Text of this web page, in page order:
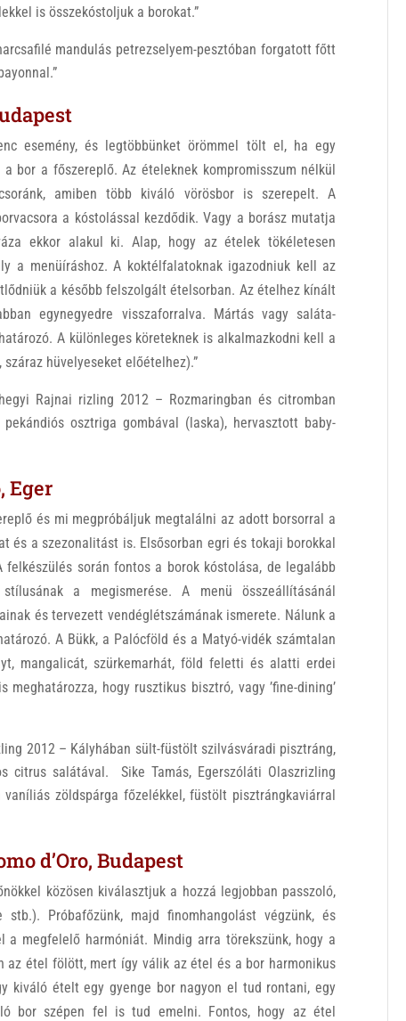
is összekóstoljuk a borokat.”
mandulás petrezselyem-pesztóban forgatott főtt
esemény, és legtöbbünket örömmel tölt el, ha egy
bor a főszereplő. Az ételeknek kompromisszum nélkül
amiben több kiváló vörösbor is szerepelt. A
a kóstolással kezdődik. Vagy a borász mutatja
ekkor alakul ki. Alap, hogy az ételek tökéletesen
a menüíráshoz. A koktélfalatoknak igazodniuk kell az
a később felszolgált ételsorban. Az ételhez kínált
egynegyedre visszaforralva. Mártás vagy saláta-
A különleges köreteknek is alkalmazkodni kell a
hüvelyeseket előételhez).”
Rajnai rizling 2012 – Rozmaringban és citromban
osztriga gombával (laska), hervasztott baby-
Eger
és mi megpróbáljuk megtalálni az adott borsorral a
és a szezonalitást is. Elsősorban egri és tokaji borokkal
során fontos a borok kóstolása, de legalább
a megismerése. A menü összeállításánál
és tervezett vendéglétszámának ismerete. Nálunk a
A Bükk, a Palócföld és a Matyó-vidék számtalan
mangalicát, szürkemarhát, föld feletti és alatti erdei
hogy rusztikus bisztró, vagy ’fine-dining’
2012 – Kályhában sült-füstölt szilvásváradi pisztráng,
citrus salátával. Sike Tamás, Egerszóláti Olaszrizling
zöldspárga főzelékkel, füstölt pisztrángkaviárral
d’Oro, Budapest
közösen kiválasztjuk a hozzá legjobban passzoló,
Próbafőzünk, majd finomhangolást végzünk, és
a megfelelő harmóniát. Mindig arra törekszünk, hogy a
étel fölött, mert így válik az étel és a bor harmonikus
kiváló ételt egy gyenge bor nagyon el tud rontani, egy
bor szépen fel is tud emelni. Fontos, hogy az étel